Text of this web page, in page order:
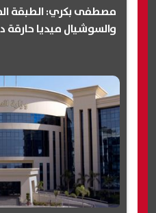
مصطفى بكري: الطبقة
والسوشيال ميديا حارقة